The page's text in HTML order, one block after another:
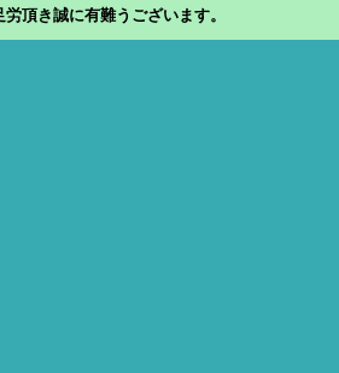
頂き誠に有難うございます。